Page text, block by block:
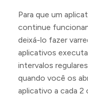
Para que um
continue
deixá-lo fazer
aplicativos
intervalos
quando você os
aplicativo a cada 2